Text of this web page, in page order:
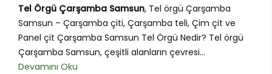
Tel Örgü Çarşamba Samsun, Tel örgü Çarşamba
Samsun – Çarşamba çiti, Çarşamba teli, Çim çit ve
Panel çit Çarşamba Samsun Tel Örgü Nedir? Tel örgü
Çarşamba Samsun, çeşitli alanların çevresi...
Devamını Oku